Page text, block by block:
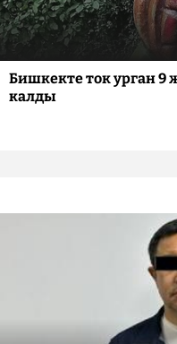
Бишкекте ток урган 9
калды